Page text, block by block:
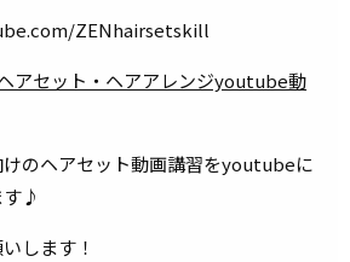
ZENhairsetskill
アセット・ヘアアレンジyoutube動
のヘアセット動画講習をyoutubeに
す♪
します！